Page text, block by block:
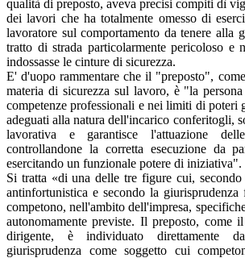
qualità di preposto, aveva precisi compiti dì
dei lavori che ha totalmente omesso di
lavoratore sul comportamento da tenere alla
tratto di strada particolarmente pericoloso e
indossasse le cinture di sicurezza.
E' d'uopo rammentare che il "preposto",
materia di sicurezza sul lavoro, è "la
competenze professionali e nei limiti di poteri
adeguati alla natura dell'incarico conferitogli,
lavorativa e garantisce l'attuazione
controllandone la corretta esecuzione da
esercitando un funzionale potere di iniziativa".
Si tratta «di una delle tre figure cui, secondo
antinfortunistica e secondo la giurisprudenza
competono, nell'ambito dell'impresa,
autonomamente previste. Il preposto, come
dirigente, è individuato direttamente
giurisprudenza come soggetto cui